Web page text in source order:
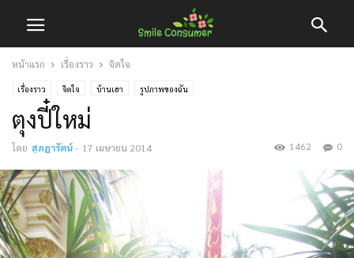
หน้าแรก เรื่องราว จิตใจ
เรื่องราว จิตใจ บ้านเฮา รูปภาพของฉัน
ตุงปี๋ใหม่
โดย สุภฎารัตน์- 17 เมษายน 2014 0
1462